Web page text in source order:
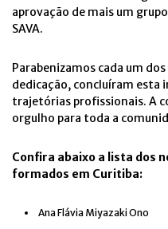
aprovação de mais um
SAVA.
Parabenizamos cada um
dedicação, concluíram esta
trajetórias profissionais. A
orgulho para toda a
Confira abaixo a lista dos
formados em Curitiba:
Ana Flávia Miyazaki Ono